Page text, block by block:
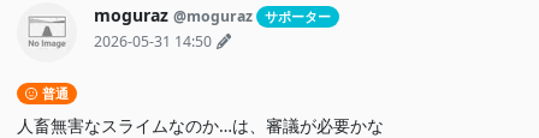
moguraz @moguraz サポーター
2026-05-31 14:50
普通
人畜無害なスライムなのか…は、審議が必要かな